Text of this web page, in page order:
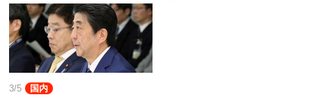
3/5 国内